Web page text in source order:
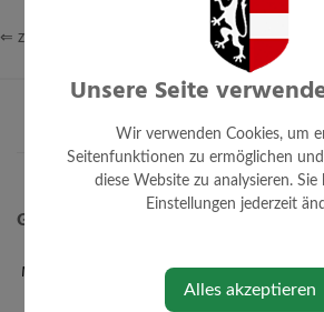
⇐ zurück
Gemeinde
Mitarbeiter
Unsere Seite
Wir verwenden Cookies, um
Seitenfunktionen zu ermöglichen
diese Website zu analysieren.
Einstellungen jederzeit
Alles akzeptieren